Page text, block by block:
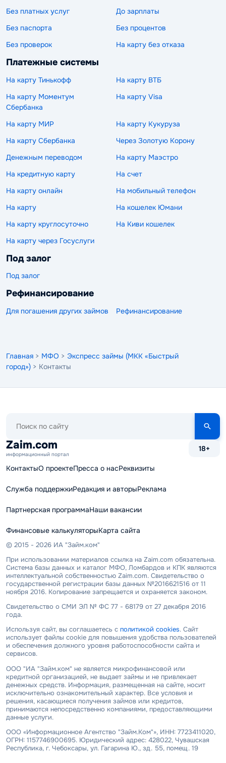
Без платных услуг
До зарплаты
Без паспорта
Без процентов
Без проверок
На карту без отказа
Платежные системы
На карту Тинькофф
На карту ВТБ
На карту Моментум
Сбербанка
На карту Visa
На карту МИР
На карту Кукуруза
На карту Сбербанка
Через Золотую Корону
Денежным переводом
На карту Маэстро
На кредитную карту
На счет
На карту онлайн
На мобильный телефон
На карту
На кошелек Юмани
На карту круглосуточно
На Киви кошелек
На карту через Госуслуги
Под залог
Под залог
Рефинансирование
Для погашения других займов Рефинансирование
Главная > МФО > Экспресс займы (МКК «Быстрый
город») > Контакты
сайту
Zaim.com
информационный портал
18+
КонтактыО проектеПресса о насРеквизиты
Служба поддержкиРедакция и авторыРеклама
Партнерская программаНаши вакансии
Финансовые калькуляторыКарта сайта
© 2015 - 2026 ИА "Займ.ком"
При использовании материалов ссылка на Zaim.com обязательна.
Система базы данных и каталог МФО, Ломбардов и КПК являются
интеллектуальной собственностью Zaim.com. Свидетельство о
государственной регистрации базы данных №2016621516 от 11
ноября 2016. Копирование запрещается и охраняется законом.
Свидетельство о СМИ ЭЛ № ФС 77 - 68179 от 27 декабря 2016
года.
Используя сайт, вы соглашаетесь с политикой cookies. Сайт
использует файлы cookie для повышения удобства пользователей
и обеспечения должного уровня работоспособности сайта и
сервисов.
ООО "ИА "Займ.ком" не является микрофинансовой или
кредитной организацией, не выдает займы и не привлекает
денежных средств. Информация, размещенная на сайте, носит
исключительно ознакомительный характер. Все условия и
решения, касающиеся получения займов или кредитов,
принимаются непосредственно компаниями, предоставляющими
данные услуги.
ООО «Информационное Агентство "Займ.Ком"», ИНН: 7723411020,
ОГРН: 1157746900695. Юридический адрес: 428022, Чувашская
Республика, г. Чебоксары, ул. Гагарина Ю., зд. 55, помещ. 19